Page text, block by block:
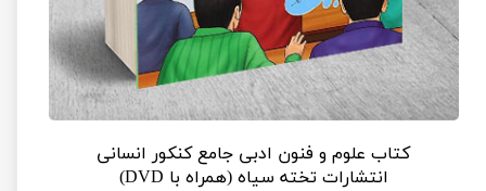
کتاب علوم و فنون ادبی جامع کنکور انسانی
انتشارات تخته سیاه (همراه با DVD)